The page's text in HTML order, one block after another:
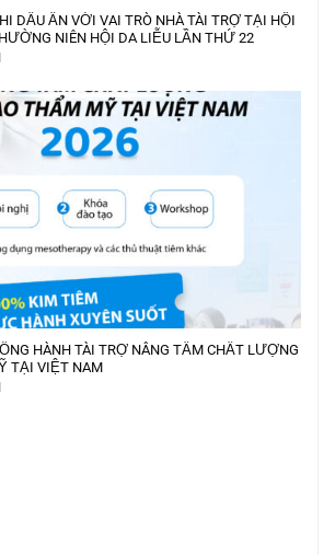
DẤU ẤN VỚI VAI TRÒ NHÀ TÀI TRỢ TẠI HỘI
NIÊN HỘI DA LIỄU LẦN THỨ 22
HÀNH TÀI TRỢ NÂNG TẦM CHẤT LƯỢNG
TẠI VIỆT NAM